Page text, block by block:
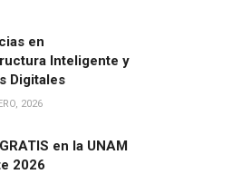
en
Inteligente y
Digitales
2026
en la UNAM
2026